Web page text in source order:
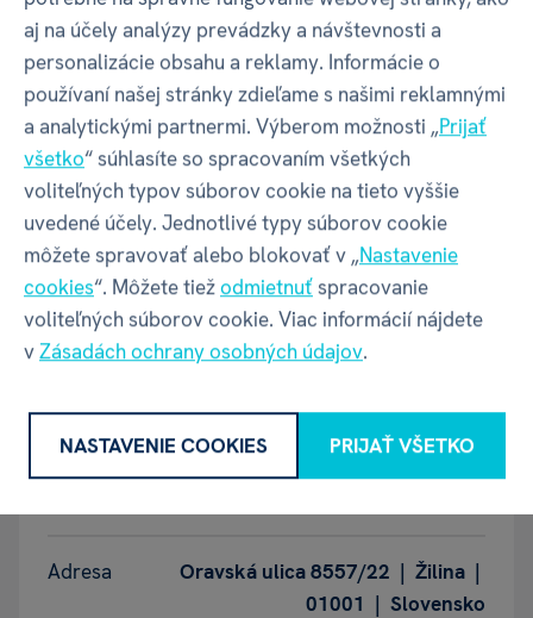
Kód produktu 23558
EAN 5902973103809
Katalógové číslo
Motív Číslo 5
GPSR - Výrobca
Adresa
Oravská ulica 8557/22 | Žilina |
01001 | Slovensko
aj na účely analýzy prevádzky a návštevnosti a
personalizácie obsahu a reklamy. Informácie o
používaní našej stránky zdieľame s našimi reklamnými
a analytickými partnermi. Výberom možnosti „Prijať
všetko“ súhlasíte so spracovaním všetkých
voliteľných typov súborov cookie na tieto vyššie
uvedené účely. Jednotlivé typy súborov cookie
môžete spravovať alebo blokovať v „Nastavenie
cookies“. Môžete tiežodmietnuťspracovanie
voliteľných súborov cookie. Viac informácií nájdete
vZásadách ochrany osobných údajov.
NASTAVENIE COOKIES PRIJAŤ VŠETKO